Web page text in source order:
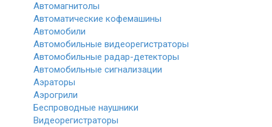
Автомагнитолы
Автоматические кофемашины
Автомобили
Автомобильные видеорегистраторы
Автомобильные радар-детекторы
Автомобильные сигнализации
Аэраторы
Аэрогрили
Беспроводные наушники
Видеорегистраторы